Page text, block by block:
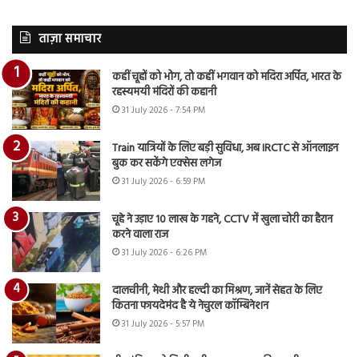
ताज़ा समाचार
कहीं चूहों को भोग, तो कहीं भगवान को मदिरा अर्पित, भारत के
रहस्यमयी मंदिरों की कहानी
31 July 2026 - 7:54 PM
Train यात्रियों के लिए बड़ी सुविधा, अब IRCTC से ऑनलाइन
बुक कर सकेंगे एक्सेस लगेज
31 July 2026 - 6:59 PM
चूहे ने उड़ाए 10 लाख के गहने, CCTV में खुला चोरी का हैरान
करने वाला राज
31 July 2026 - 6:26 PM
दालचीनी, मेथी और हल्दी का मिश्रण, जानें सेहत के लिए
कितना फायदेमंद है ये नेचुरल कॉम्बिनेशन
31 July 2026 - 5:57 PM